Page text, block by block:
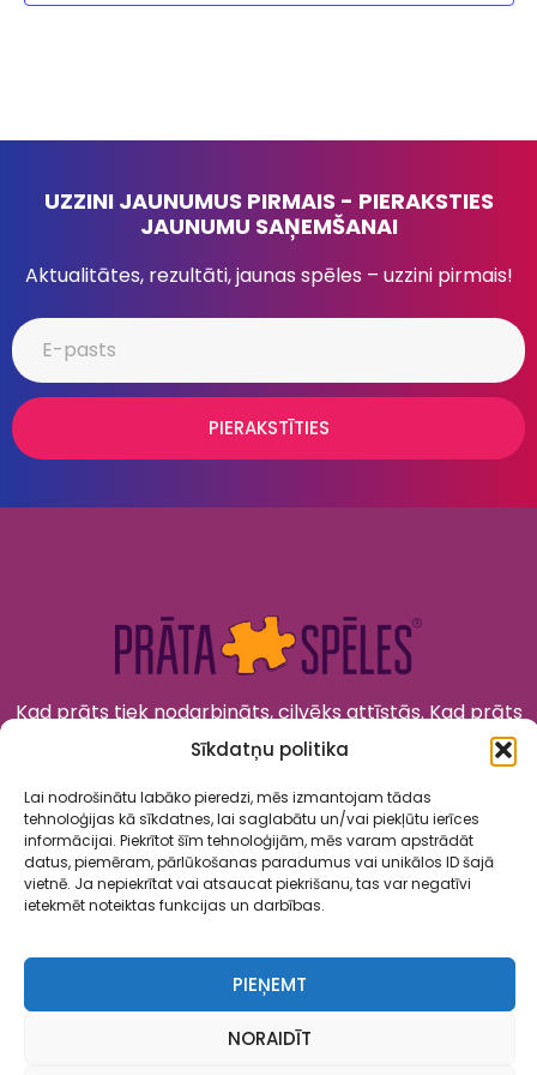
Sīkdatņu politika
Lai nodrošinātu labāko pieredzi, mēs izmantojam tādas
tehnoloģijas kā sīkdatnes, lai saglabātu un/vai piekļūtu ierīces
informācijai. Piekrītot šīm tehnoloģijām, mēs varam apstrādāt
datus, piemēram, pārlūkošanas paradumus vai unikālos ID šajā
vietnē. Ja nepiekrītat vai atsaucat piekrišanu, tas var negatīvi
ietekmēt noteiktas funkcijas un darbības.
PIEŅEMT
NORAIDĪT
UZZINI JAUNUMUS PIRMAIS - PIERAKSTIES
JAUNUMU SAŅEMŠANAI
Aktualitātes, rezultāti, jaunas spēles – uzzini pirmais!
PIERAKSTĪTIES
Kad prāts tiek nodarbināts, cilvēks attīstās. Kad prāts
tiek izklaidēts, cilvēks jūtas priecīgs un laimīgs. “Prāta
Spēles” to apvieno!
SpēlesPar mumsKalendārsSadarbībaKontakti
Privātuma politikaLietošanas noteikumi